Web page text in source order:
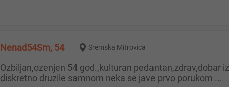
Nenad54Sm, 54 Sremska Mitrovica
Ozbiljan,ozenjen 54 god.,kulturan pedantan,zdrav,dobar izgled.Mlade dame bez predrasuda prema starijim a koje bi se vrlo
diskretno druzile samnom neka se jave prvo porukom ...